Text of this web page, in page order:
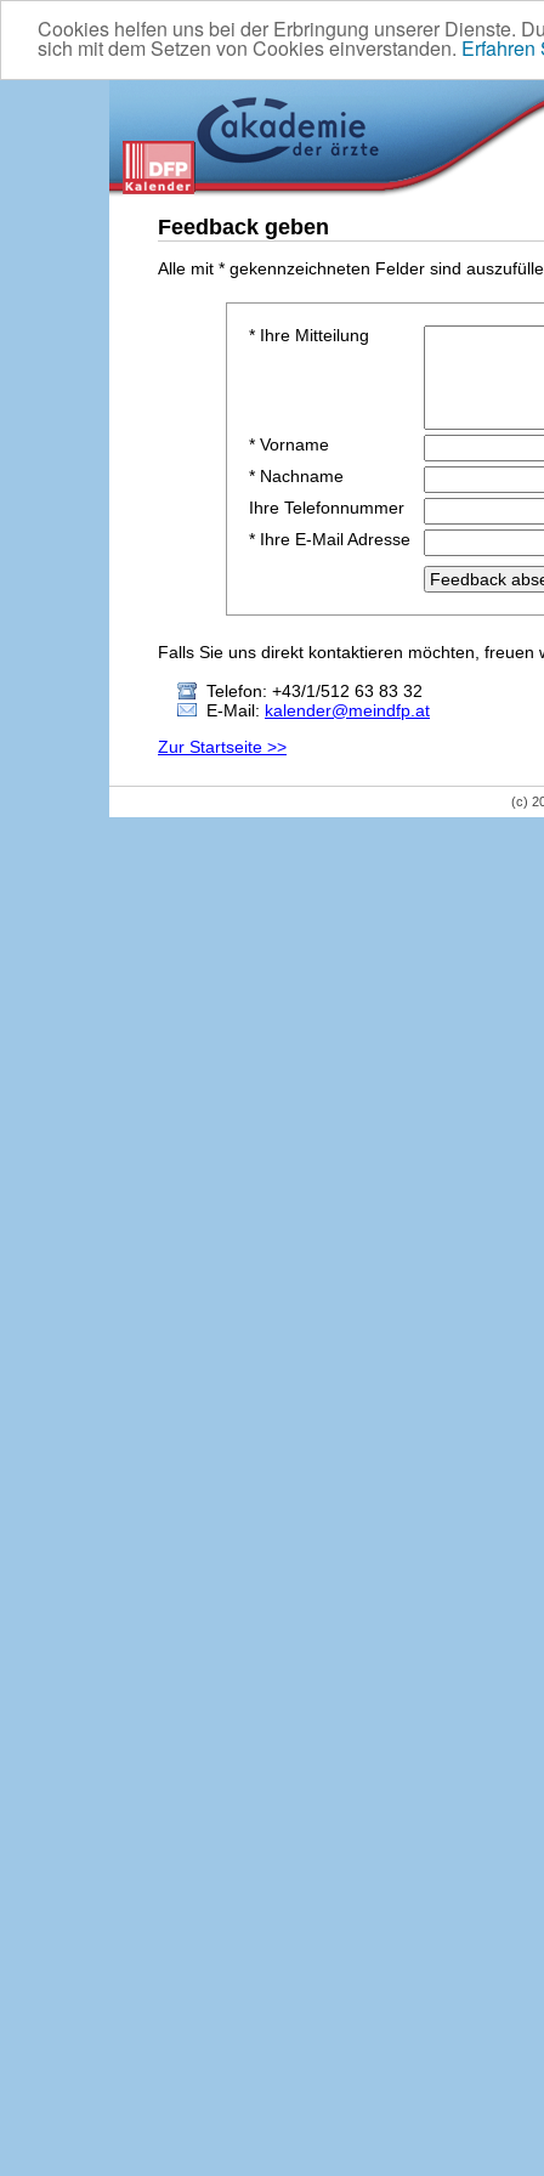
Cookies helfen uns bei der Erbringung unserer Dienste.
sich mit dem Setzen von Cookies einverstanden. Erfahren
Feedback geben
Alle mit * gekennzeichneten Felder sind
* Ihre Mitteilung
* Vorname
* Nachname
Ihre Telefonnummer
* Ihre E-Mail Adresse
Falls Sie uns direkt kontaktieren möchten,
Telefon: +43/1/512 63 83 32
E-Mail: kalender@meindfp.at
Zur Startseite >>
(c)